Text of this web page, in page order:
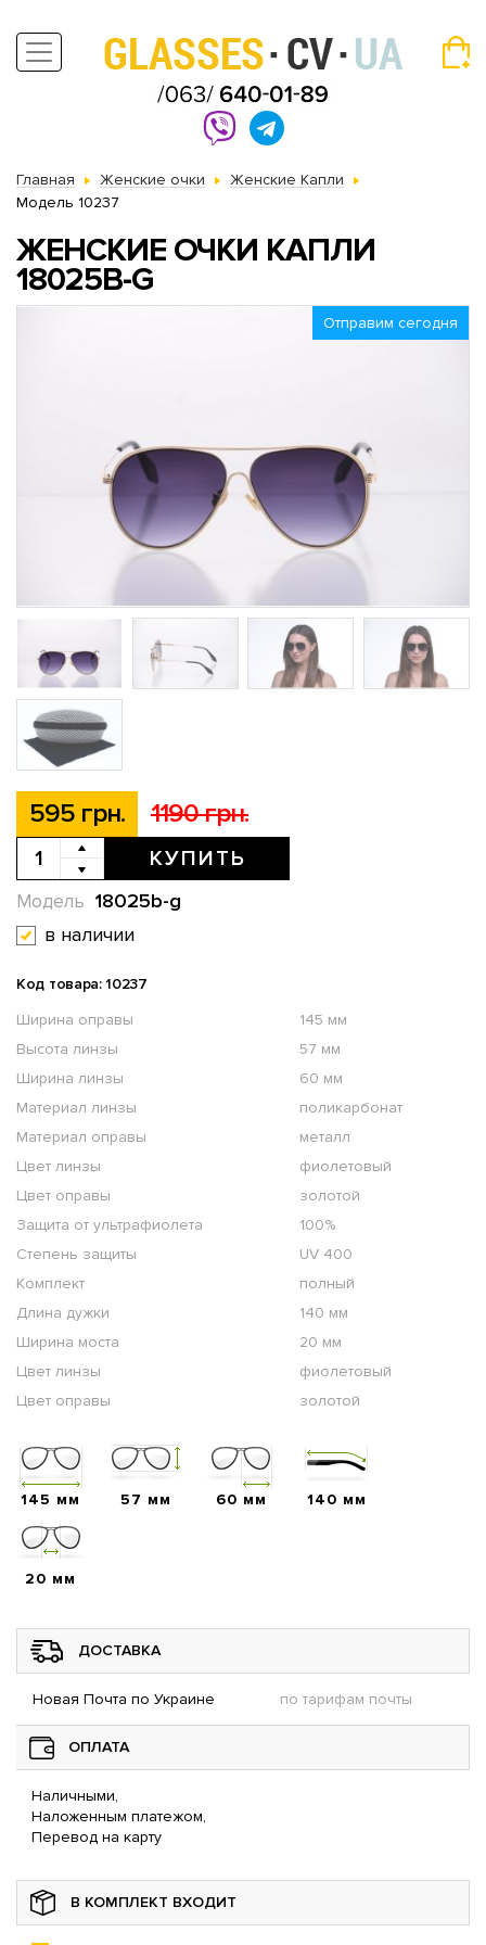
Главная Женские очки
Женские Капли
Модель 10237
ЖЕНСКИЕ ОЧКИ КАПЛИ
18025B-G
Отправим сегодня
595 грн. 1190 грн.
КУПИТЬ
18025b-g
Модель
в наличии
Код товара: 10237
Ширина оправы
145 мм
Высота линзы
57 мм
Ширина линзы
60 мм
Материал линзы
поликарбонат
Материал оправы
металл
Цвет линзы
фиолетовый
Цвет оправы
золотой
Защита от ультрафиолета
100%
Степень защиты
UV 400
Комплект
полный
Длина дужки
140 мм
Ширина моста
20 мм
Цвет линзы
фиолетовый
Цвет оправы
золотой
145 мм 57 мм 60 мм 140 мм
20 мм
ДОСТАВКА
Новая Почта по Украине по тарифам почты
ОПЛАТА
Наличными,
Наложенным платежом,
Перевод на карту
В КОМПЛЕКТ ВХОДИТ